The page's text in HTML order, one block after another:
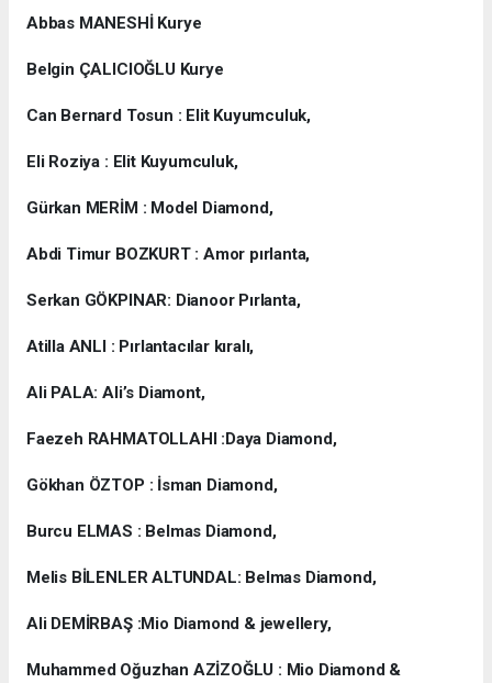
Abbas MANESHİ Kurye
Belgin ÇALICIOĞLU Kurye
Can Bernard Tosun : Elit Kuyumculuk,
Eli Roziya : Elit Kuyumculuk,
Gürkan MERİM : Model Diamond,
Abdi Timur BOZKURT : Amor pırlanta,
Serkan GÖKPINAR: Dianoor Pırlanta,
Atilla ANLI : Pırlantacılar kıralı,
Ali PALA: Ali’s Diamont,
Faezeh RAHMATOLLAHI :Daya Diamond,
Gökhan ÖZTOP : İsman Diamond,
Burcu ELMAS : Belmas Diamond,
Melis BİLENLER ALTUNDAL: Belmas Diamond,
Ali DEMİRBAŞ :Mio Diamond & jewellery,
Muhammed Oğuzhan AZİZOĞLU : Mio Diamond &